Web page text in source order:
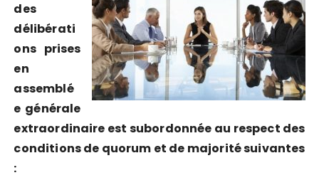
des
délibérati
ons prises
en
assemblé
e générale
extraordinaire est subordonnée au respect des
conditions de quorum et de majorité suivantes
: